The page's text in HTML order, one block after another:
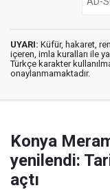
UYARI: Küfür, hakaret,
içeren, imla kuralları ile
Türkçe karakter
onaylanmamaktadır.
Konya
yenilendi:
açtı